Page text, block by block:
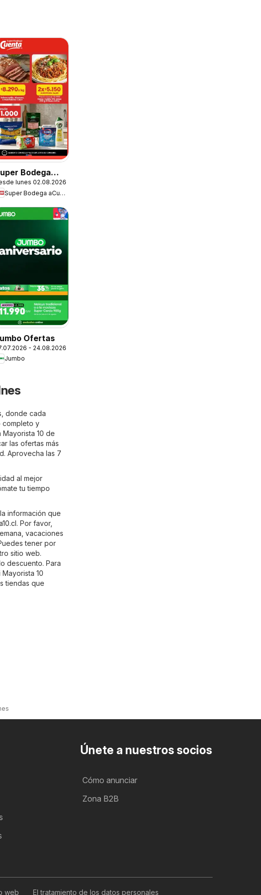
Bodega
Ofertas
lunes 02.08.2026
Super Bodega aCuenta
Ofertas
- 24.08.2026
Jumbo
donde cada
completo y
10 de
las ofertas más
Aprovecha las 7
al mejor
tu tiempo
información que
. Por favor,
vacaciones
tener por
sitio web.
descuento. Para
Mayorista 10
tiendas que
Únete a nuestros socios
Cómo anunciar
Zona B2B
web El tratamiento de los datos personales